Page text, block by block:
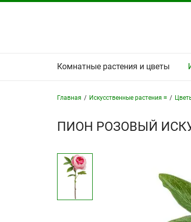
Комнатные растения и цветы
Главная / Искусственные растения ≡ /
ПИОН РОЗОВЫЙ